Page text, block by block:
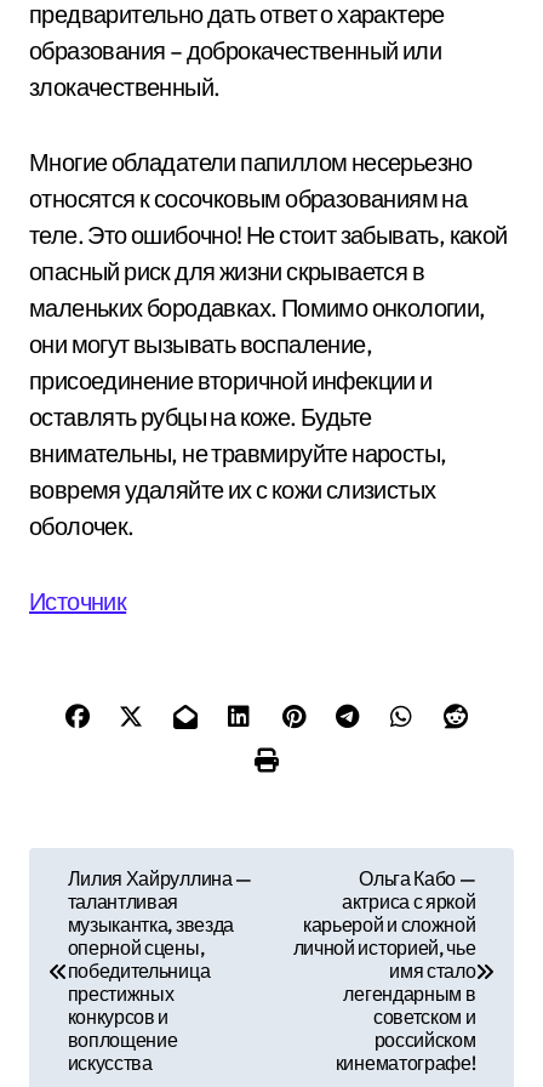
предварительно дать ответ о характере
образования – доброкачественный или
злокачественный.
Многие обладатели папиллом несерьезно
относятся к сосочковым образованиям на
теле. Это ошибочно! Не стоит забывать, какой
опасный риск для жизни скрывается в
маленьких бородавках. Помимо онкологии,
они могут вызывать воспаление,
присоединение вторичной инфекции и
оставлять рубцы на коже. Будьте
внимательны, не травмируйте наросты,
вовремя удаляйте их с кожи слизистых
оболочек.
Источник
в
Лилия Хайруллина —
талантливая
музыкантка, звезда
оперной сцены,
победительница
престижных
конкурсов и
воплощение
искусства
Ольга Кабо —
актриса с яркой
карьерой и сложной
личной историей, чье
имя стало
легендарным в
советском и
российском
кинематографе!